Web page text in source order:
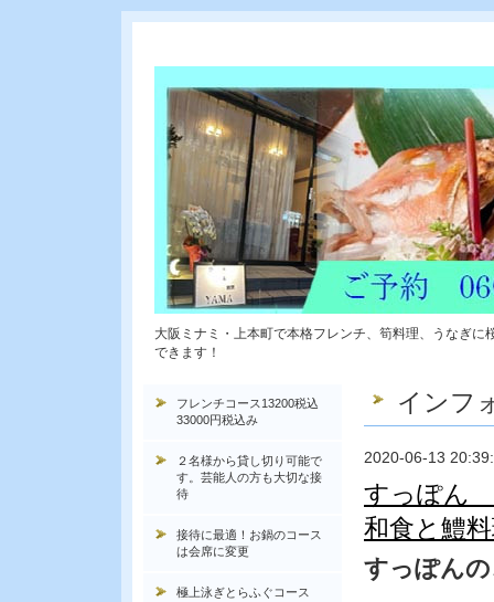
大阪ミナミ・上本町で本格フレンチ、筍料理、うなぎ
できます！
インフ
2020-06-13
すっぽん
和食と鱧
すっぽん
フレンチコース13200税込
33000円税込み
２名様から貸し切り可能で
す。芸能人の方も大切な接
待
接待に最適！お鍋のコース
は会席に変更
極上泳ぎとらふぐコース